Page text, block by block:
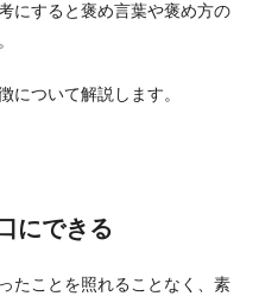
にすると褒め言葉や褒め方の
について解説します。
にできる
たことを照れることなく、素